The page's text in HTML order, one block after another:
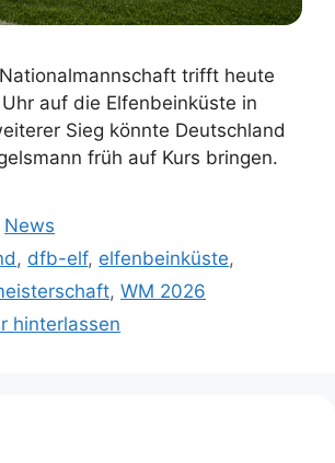
trifft heute
auf die Elfenbeinküste in
Sieg könnte Deutschland
früh auf Kurs bringen.
News
, dfb-elf, elfenbeinküste,
, WM 2026
hinterlassen